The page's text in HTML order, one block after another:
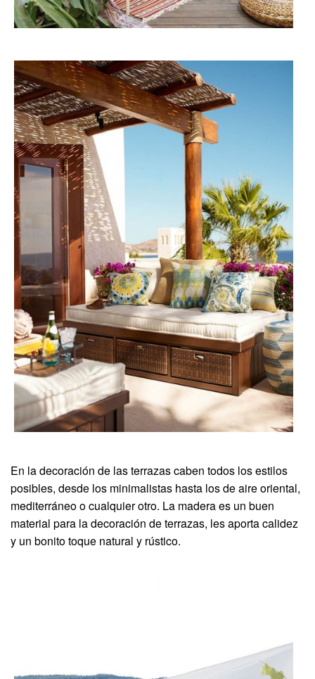
En la decoración de las terrazas caben todos los estilos
posibles, desde los minimalistas hasta los de aire oriental,
mediterráneo o cualquier otro. La madera es un buen
material para la decoración de terrazas, les aporta calidez
y un bonito toque natural y rústico.